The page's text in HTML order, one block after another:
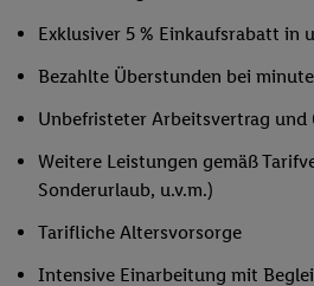
Exklusiver 5 % Einkaufsrabatt in
Bezahlte Überstunden bei
Unbefristeter Arbeitsvertrag
Weitere Leistungen gemäß
Sonderurlaub, u.v.m.)
Tarifliche Altersvorsorge
Intensive Einarbeitung mit